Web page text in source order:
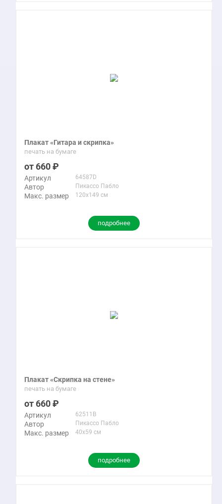
Плакат «Гитара и скрипка»
печать на бумаге
660
Артикул 64587D
Автор Пикассо Пабло
Макс. размер 120x149 см
подробнее
Плакат «Скрипка на стене»
печать на бумаге
660
Артикул 62511B
Автор Пикассо Пабло
Макс. размер 40x59 см
подробнее